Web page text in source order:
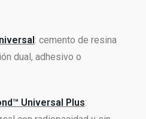
: cemento de resina
dual, adhesivo o
Universal Plus: